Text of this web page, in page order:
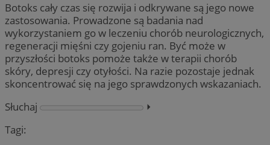
Botoks cały czas się rozwija i odkrywane są jego nowe
zastosowania. Prowadzone są badania nad
wykorzystaniem go w leczeniu chorób neurologicznych,
regeneracji mięśni czy gojeniu ran. Być może w
przyszłości botoks pomoże także w terapii chorób
skóry, depresji czy otyłości. Na razie pozostaje jednak
skoncentrować się na jego sprawdzonych wskazaniach.
Słuchaj
⏵︎
Tagi: